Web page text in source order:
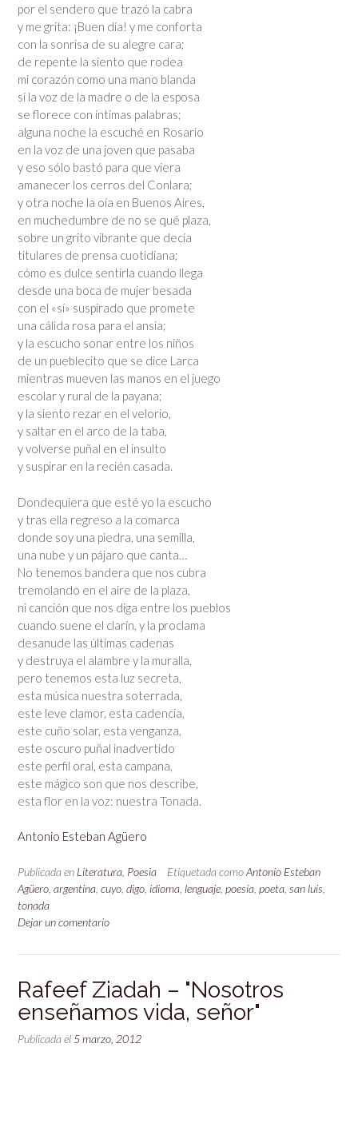
por el sendero que trazó la cabra
y me grita: ¡Buen día! y me conforta
con la sonrisa de su alegre cara;
de repente la siento que rodea
mi corazón como una mano blanda
si la voz de la madre o de la esposa
se florece con íntimas palabras;
alguna noche la escuché en Rosario
en la voz de una joven que pasaba
y eso sólo bastó para que viera
amanecer los cerros del Conlara;
y otra noche la oía en Buenos Aires,
en muchedumbre de no se qué plaza,
sobre un grito vibrante que decía
titulares de prensa cuotidiana;
cómo es dulce sentirla cuando llega
desde una boca de mujer besada
con el «sí» suspirado que promete
una cálida rosa para el ansia;
y la escucho sonar entre los niños
de un pueblecito que se dice Larca
mientras mueven las manos en el juego
escolar y rural de la payana;
y la siento rezar en el velorio,
y saltar en el arco de la taba,
y volverse puñal en el insulto
y suspirar en la recién casada.
Dondequiera que esté yo la escucho
y tras ella regreso a la comarca
donde soy una piedra, una semilla,
una nube y un pájaro que canta…
No tenemos bandera que nos cubra
tremolando en el aire de la plaza,
ni canción que nos diga entre los pueblos
cuando suene el clarín, y la proclama
desanude las últimas cadenas
y destruya el alambre y la muralla,
pero tenemos esta luz secreta,
esta música nuestra soterrada,
este leve clamor, esta cadencia,
este cuño solar, esta venganza,
este oscuro puñal inadvertido
este perfil oral, esta campana,
este mágico son que nos describe,
esta flor en la voz: nuestra Tonada.
Antonio Esteban Agüero
Publicada en Literatura Poesia Etiquetada comoAntonio Esteban
Agüero argentina cuyo digo idioma lenguaje poesía poeta san luis
tonada
Dejar un comentario
Rafeef Ziadah – "Nosotros
enseñamos vida, señor"
Publicada el 5 marzo, 2012